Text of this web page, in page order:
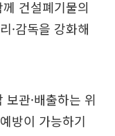
건설폐기물의
·감독을 강화해
관·배출하는 위
방이 가능하기